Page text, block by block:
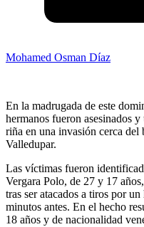
Mohamed Osman Díaz
En la madrugada de este
hermanos fueron asesinados
riña en una invasión cerca del
Valledupar.
Las víctimas fueron
Vergara Polo, de 27 y 17
tras ser atacados a tiros por
minutos antes. En el hecho
18 años y de nacionalidad